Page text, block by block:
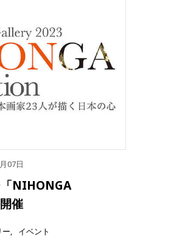
07日
NIHONGA
催
ー イベント